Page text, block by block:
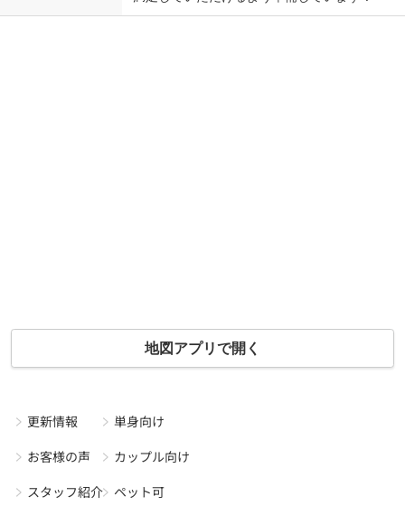
地図アプリで開く
更新情報
お客様の声
スタッフ紹介
単身向け
カップル向け
ペット可